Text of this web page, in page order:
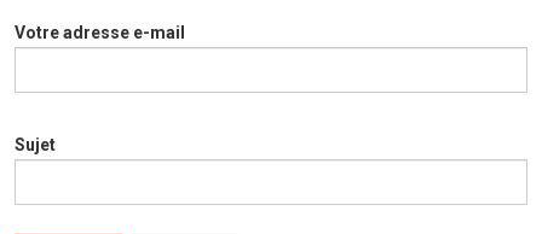
Votre adresse e-mail
Sujet